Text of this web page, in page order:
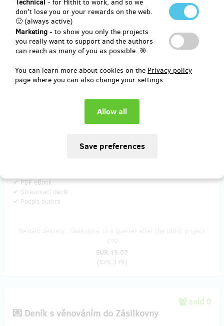
Technical - for Hithit to work, and so we
don't lose you or your rewards on the web.
🙂 (always active)
Marketing - to show you only the projects
you really want to support and the authors
can reach as many of you as possible. 🎯
You can learn more about cookies on the Privacy policy
page where you can also change your settings.
EUR 14.84
🖊️ Deník + podpis autora do Zásilkovny
📦 Zásilkovné je zahrnuté v ceně.
✔ PDF eBook
✔ Stravovací deník
✔ Podpis autora
EUR 15.67
(CZK 379)
sold 0
💌 Deník s věnováním do Zásilkovny